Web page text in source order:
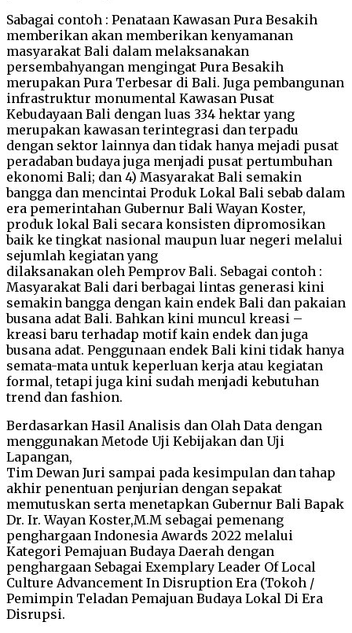
Sabagai contoh : Penataan Kawasan Pura Besakih
memberikan akan memberikan kenyamanan
masyarakat Bali dalam melaksanakan
persembahyangan mengingat Pura Besakih
merupakan Pura Terbesar di Bali. Juga pembangunan
infrastruktur monumental Kawasan Pusat
Kebudayaan Bali dengan luas 334 hektar yang
merupakan kawasan terintegrasi dan terpadu
dengan sektor lainnya dan tidak hanya mejadi pusat
peradaban budaya juga menjadi pusat pertumbuhan
ekonomi Bali; dan 4) Masyarakat Bali semakin
bangga dan mencintai Produk Lokal Bali sebab dalam
era pemerintahan Gubernur Bali Wayan Koster,
produk lokal Bali secara konsisten dipromosikan
baik ke tingkat nasional maupun luar negeri melalui
sejumlah kegiatan yang
dilaksanakan oleh Pemprov Bali. Sebagai contoh :
Masyarakat Bali dari berbagai lintas generasi kini
semakin bangga dengan kain endek Bali dan pakaian
busana adat Bali. Bahkan kini muncul kreasi –
kreasi baru terhadap motif kain endek dan juga
busana adat. Penggunaan endek Bali kini tidak hanya
semata-mata untuk keperluan kerja atau kegiatan
formal, tetapi juga kini sudah menjadi kebutuhan
trend dan fashion.
Berdasarkan Hasil Analisis dan Olah Data dengan
menggunakan Metode Uji Kebijakan dan Uji
Lapangan,
Tim Dewan Juri sampai pada kesimpulan dan tahap
akhir penentuan penjurian dengan sepakat
memutuskan serta menetapkan Gubernur Bali Bapak
Dr. Ir. Wayan Koster,M.M sebagai pemenang
penghargaan Indonesia Awards 2022 melalui
Kategori Pemajuan Budaya Daerah dengan
penghargaan Sebagai Exemplary Leader Of Local
Culture Advancement In Disruption Era (Tokoh /
Pemimpin Teladan Pemajuan Budaya Lokal Di Era
Disrupsi.